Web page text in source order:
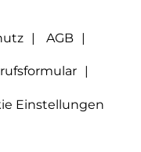
AGB
Einstellungen